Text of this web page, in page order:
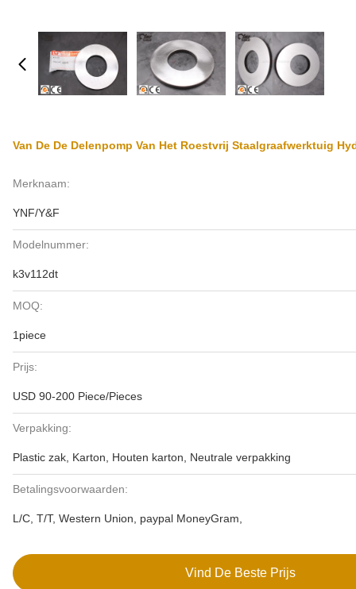
Van De De Delenpomp Van Het Roestvrij Staalgraafwerktuig
Merknaam:
YNF/Y&F
Modelnummer:
k3v112dt
MOQ:
1piece
Prijs:
USD 90-200 Piece/Pieces
Verpakking:
Plastic zak, Karton, Houten karton, Neutrale verpakking
Betalingsvoorwaarden:
L/C, T/T, Western Union, paypal MoneyGram,
Vind De Beste Prijs